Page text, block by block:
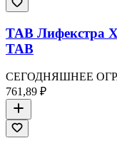
TAB Лифекстра
TAB
СЕГОДНЯШНЕЕ
761,89 ₽